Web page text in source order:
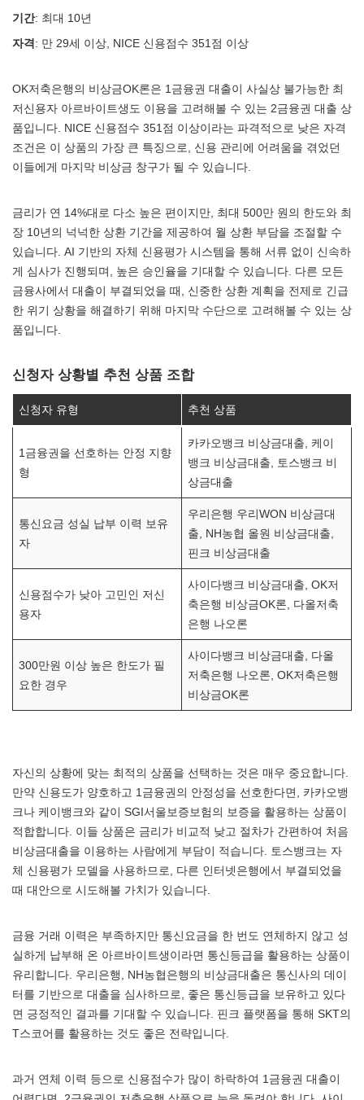
기간: 최대 10년
자격 : 만 29세 이상, NICE 신용점수 351점 이상
OK저축은행의 비상금OK론은 1금융권 대출이 사실상 불가능한 최
저신용자 아르바이트생도 이용을 고려해볼 수 있는 2금융권 대출 상
품입니다. NICE 신용점수 351점 이상이라는 파격적으로 낮은 자격
조건은 이 상품의 가장 큰 특징으로, 신용 관리에 어려움을 겪었던
이들에게 마지막 비상금 창구가 될 수 있습니다.
금리가 연 14%대로 다소 높은 편이지만, 최대 500만 원의 한도와 최
장 10년의 넉넉한 상환 기간을 제공하여 월 상환 부담을 조절할 수
있습니다. AI 기반의 자체 신용평가 시스템을 통해 서류 없이 신속하
게 심사가 진행되며, 높은 승인율을 기대할 수 있습니다. 다른 모든
금융사에서 대출이 부결되었을 때, 신중한 상환 계획을 전제로 긴급
한 위기 상황을 해결하기 위해 마지막 수단으로 고려해볼 수 있는 상
품입니다.
신청자 상황별 추천 상품 조합
신청자 유형 추천 상품
1금융권을 선호하는 안정 지향
형
카카오뱅크 비상금대출, 케이
뱅크 비상금대출, 토스뱅크 비
상금대출
통신요금 성실 납부 이력 보유
자
우리은행 우리WON 비상금대
출, NH농협 올원 비상금대출,
핀크 비상금대출
신용점수가 낮아 고민인 저신
용자
사이다뱅크 비상금대출, OK저
축은행 비상금OK론, 다올저축
은행 나오론
300만원 이상 높은 한도가 필
요한 경우
사이다뱅크 비상금대출, 다올
저축은행 나오론, OK저축은행
비상금OK론
자신의 상황에 맞는 최적의 상품을 선택하는 것은 매우 중요합니다.
만약 신용도가 양호하고 1금융권의 안정성을 선호한다면, 카카오뱅
크나 케이뱅크와 같이 SGI서울보증보험의 보증을 활용하는 상품이
적합합니다. 이들 상품은 금리가 비교적 낮고 절차가 간편하여 처음
비상금대출을 이용하는 사람에게 부담이 적습니다. 토스뱅크는 자
체 신용평가 모델을 사용하므로, 다른 인터넷은행에서 부결되었을
때 대안으로 시도해볼 가치가 있습니다.
금융 거래 이력은 부족하지만 통신요금을 한 번도 연체하지 않고 성
실하게 납부해 온 아르바이트생이라면 통신등급을 활용하는 상품이
유리합니다. 우리은행, NH농협은행의 비상금대출은 통신사의 데이
터를 기반으로 대출을 심사하므로, 좋은 통신등급을 보유하고 있다
면 긍정적인 결과를 기대할 수 있습니다. 핀크 플랫폼을 통해 SKT의
T스코어를 활용하는 것도 좋은 전략입니다.
과거 연체 이력 등으로 신용점수가 많이 하락하여 1금융권 대출이